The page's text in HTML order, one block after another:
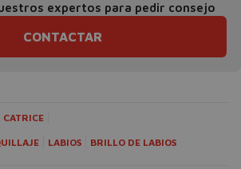
expertos para pedir consejo
CONTACTAR
CATRICE
LABIOS BRILLO DE LABIOS